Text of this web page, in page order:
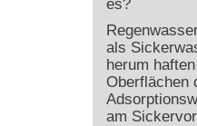
es?
als
herum
Oberflächen
am